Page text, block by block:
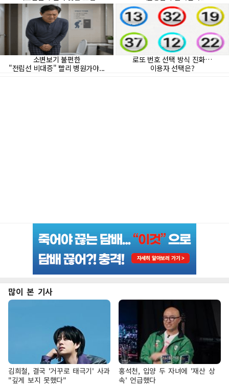
많이 본 기사
김희철, 결국 '거꾸로 태극기' 사과
"깊게 보지 못했다"
홍석천, 입양 두 자녀에 '재산 상
속' 언급했다